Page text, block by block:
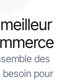
des
besoin pour